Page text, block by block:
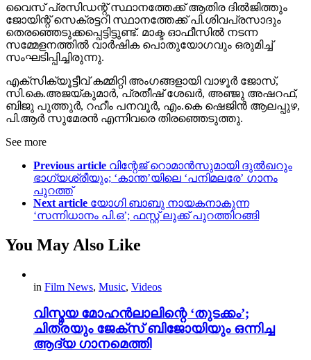
വൈസ് പ്രസിഡന്റ് സ്ഥാനത്തേക്ക് ആതിര ദിൽജിത്തും
ജോയിന്റ് സെക്രട്ടറി സ്ഥാനത്തേക്ക് പി.ശിവപ്രസാദും
തെരഞ്ഞെടുക്കപ്പെട്ടിട്ടുണ്ട്. മാക്ട ഓഫീസിൽ നടന്ന
സമ്മേളനത്തിൽ വാർഷിക പൊതുയോഗവും ഒരുമിച്ച്
സംഘടിപ്പിച്ചിരുന്നു.
എക്സിക്യൂട്ടീവ് കമ്മിറ്റി അംഗങ്ങളായി വാഴൂർ ജോസ്,
സി.കെ.അജയ്കുമാർ, പ്രതീഷ് ശേഖർ, അഞ്ജു അഷറഫ്,
ബിജു പുത്തുർ, റഹീം പനവൂർ, എം.കെ ഷെജിൻ ആലപ്പുഴ,
പി.ആർ സുമേരൻ എന്നിവരെ തിരഞ്ഞെടുത്തു.
See more
Previous article വിന്റേജ് റൊമാൻസുമായി ദുൽഖറും
ഭാഗ്യശ്രീയും; ‘കാന്ത’യിലെ ‘പനിമലരേ’ ഗാനം
പുറത്ത്
Next article യോഗി ബാബു നായകനാകുന്ന
‘സന്നിധാനം പി.ഒ’; ഫസ്റ്റ് ലുക്ക് പുറത്തിറങ്ങി
You May Also Like
in Film News, Music, Videos
വിസ്മയ മോഹൻലാലിന്റെ ‘തുടക്കം’;
ചിത്രയും ജേക്സ് ബിജോയിയും ഒന്നിച്ച
ആദ്യ ഗാനമെത്തി